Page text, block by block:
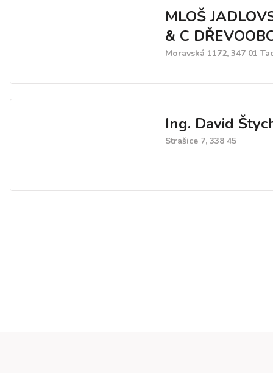
MLOŠ
& C
Moravská 1172, 347 01
Ing. David
Strašice 7, 338 45